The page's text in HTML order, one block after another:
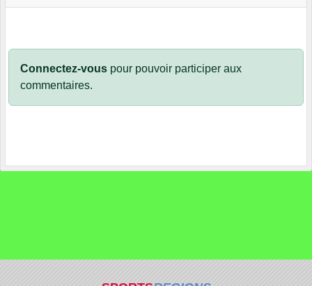
Connectez-vous pour pouvoir participer aux
commentaires.